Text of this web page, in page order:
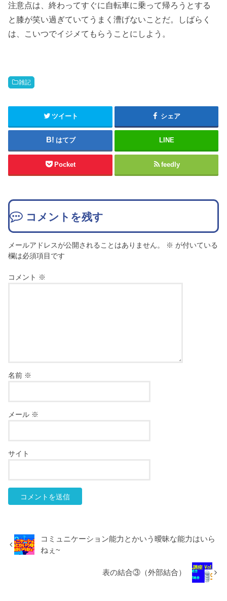
注意点は、終わってすぐに自転車に乗って帰ろうとする
と膝が笑い過ぎていてうまく漕げないことだ。しばらく
は、こいつでイジメてもらうことにしよう。
雑記
ツイート シェア
はてブ LINE
Pocket feedly
コメントを残す
メールアドレスが公開されることはありません。 ※ が付いている
欄は必須項目です
コメント ※
名前 ※
メール ※
サイト
コミュニケーション能力とかいう曖昧な能力はいら
ねぇ~
表の結合③（外部結合）